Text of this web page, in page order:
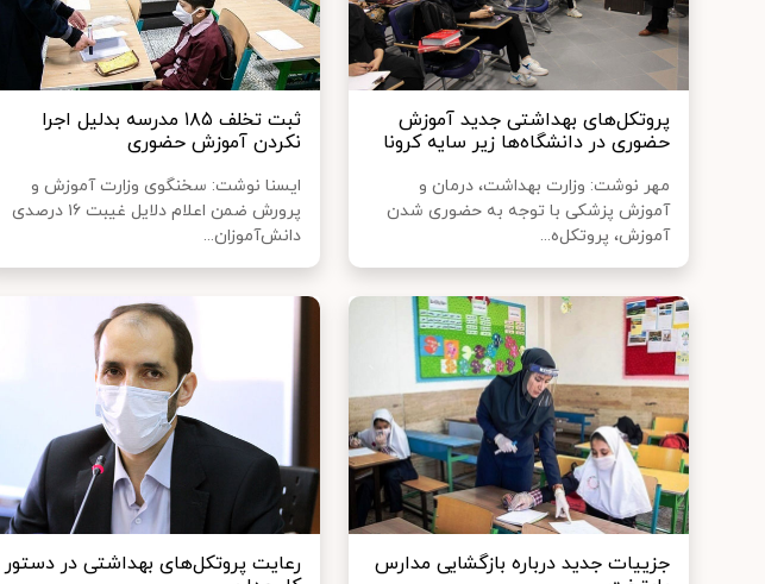
پروتکل‌های بهداشتی جدید آموزش
حضوری در دانشگاه‌ها زیر سایه کرونا
مهر نوشت: وزارت بهداشت، درمان و
آموزش پزشکی با توجه به حضوری شدن
آموزش، پروتکل‌ه...
ثبت تخلف ۱۸۵ مدرسه بدلیل اجرا
نکردن آموزش حضوری
ایسنا نوشت: سخنگوی وزارت آموزش و
پرورش ضمن اعلام دلایل غیبت ۱۶ درصدی
دانش‌آموزان...
جزییات جدید درباره بازگشایی مدارس
رعایت پروتکل‌های بهداشتی در دستور